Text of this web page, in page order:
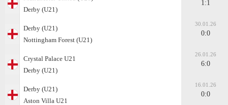
Derby (U21)
1:1
Derby (U21)
Nottingham Forest (U21)
30.01.26
0:0
Crystal Palace U21
Derby (U21)
26.01.26
6:0
Derby (U21)
Aston Villa U21
16.01.26
0:0